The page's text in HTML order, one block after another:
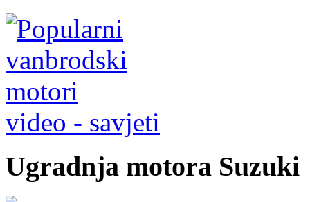
video - savjeti
Ugradnja motora Suzuki